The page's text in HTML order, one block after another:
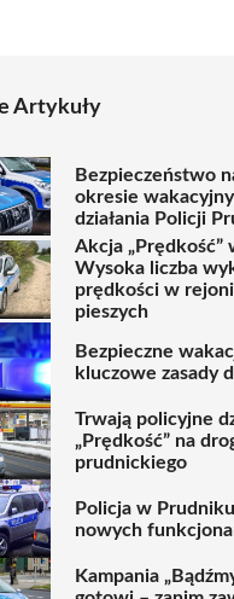
Artykuły
Bezpieczeństwo
okresie
działania Policji
Akcja „Prędkość”
Wysoka liczba
prędkości w
pieszych
Bezpieczne
kluczowe zasady
Trwają policyjne
„Prędkość” na
prudnickiego
Policja w
nowych
Kampania